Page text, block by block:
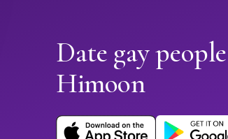
Date gay
Himoon